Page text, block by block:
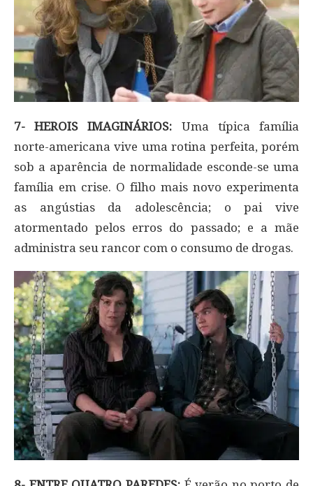
7- HEROIS IMAGINÁRIOS: Uma típica família
norte-americana vive uma rotina perfeita, porém
sob a aparência de normalidade esconde-se uma
família em crise. O filho mais novo experimenta
as angústias da adolescência; o pai vive
atormentado pelos erros do passado; e a mãe
administra seu rancor com o consumo de drogas.